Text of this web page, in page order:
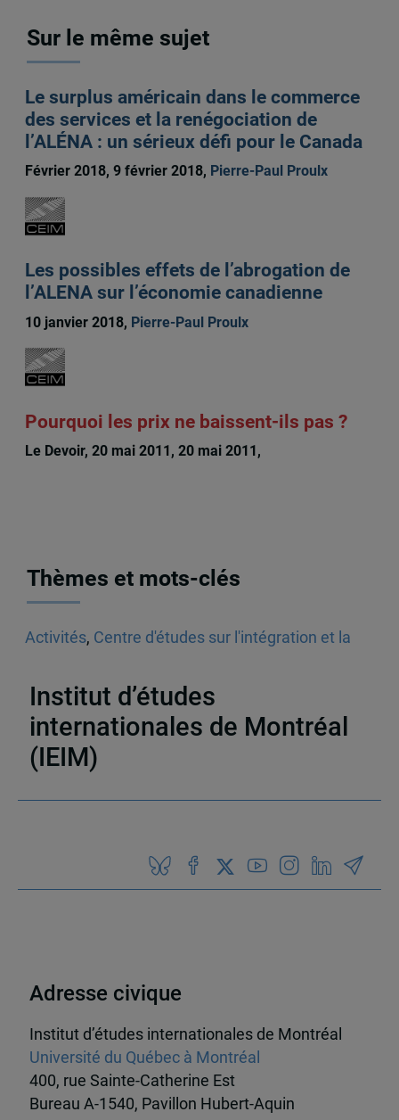
Sur le même sujet
Le surplus américain dans le commerce
des services et la renégociation de
l’ALÉNA : un sérieux défi pour le Canada
Février 2018, 9 février 2018, Pierre-Paul Proulx
Les possibles effets de l’abrogation de
l’ALENA sur l’économie canadienne
10 janvier 2018, Pierre-Paul Proulx
Pourquoi les prix ne baissent-ils pas ?
Le Devoir, 20 mai 2011, 20 mai 2011,
Thèmes et mots-clés
Activités, Centre d'études sur l'intégration et la
ALÉNA
Institut d’études
internationales de Montréal
(IEIM)
Adresse civique
Institut d’études internationales de Montréal
Université du Québec à Montréal
400, rue Sainte-Catherine Est
Bureau A-1540, Pavillon Hubert-Aquin